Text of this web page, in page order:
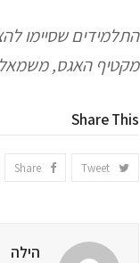
התלמידים שסיימו
מקטיף האגס, משמאל
Share This
Tweet
Share
הילה